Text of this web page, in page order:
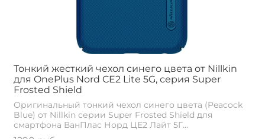
Тонкий жесткий чехол синего цвета от Nillkin
для OnePlus Nord CE2 Lite 5G, серия Super
Frosted Shield
Оригинальный тонкий чехол синего цвета (Peacock
Blue) от Nillkin серии Super Frosted Shield для
смартфона ВанПлас Норд ЦЕ2 Лайт 5Г...